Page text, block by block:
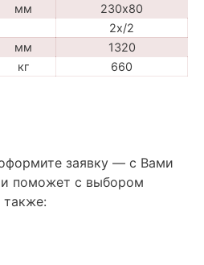
мм
230х80
2x/2
мм
1320
кг 660
заявку — с Вами
поможет с выбором
также: